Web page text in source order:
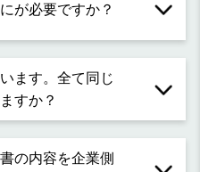
が必要ですか？
ます。全て同じ
すか？
の内容を企業側